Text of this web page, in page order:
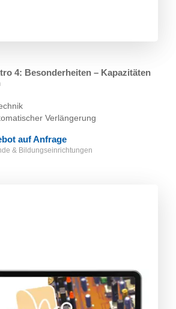
4: Besonderheiten – Kapazitäten
Verlängerung
auf Anfrage
& Bildungseinrichtungen